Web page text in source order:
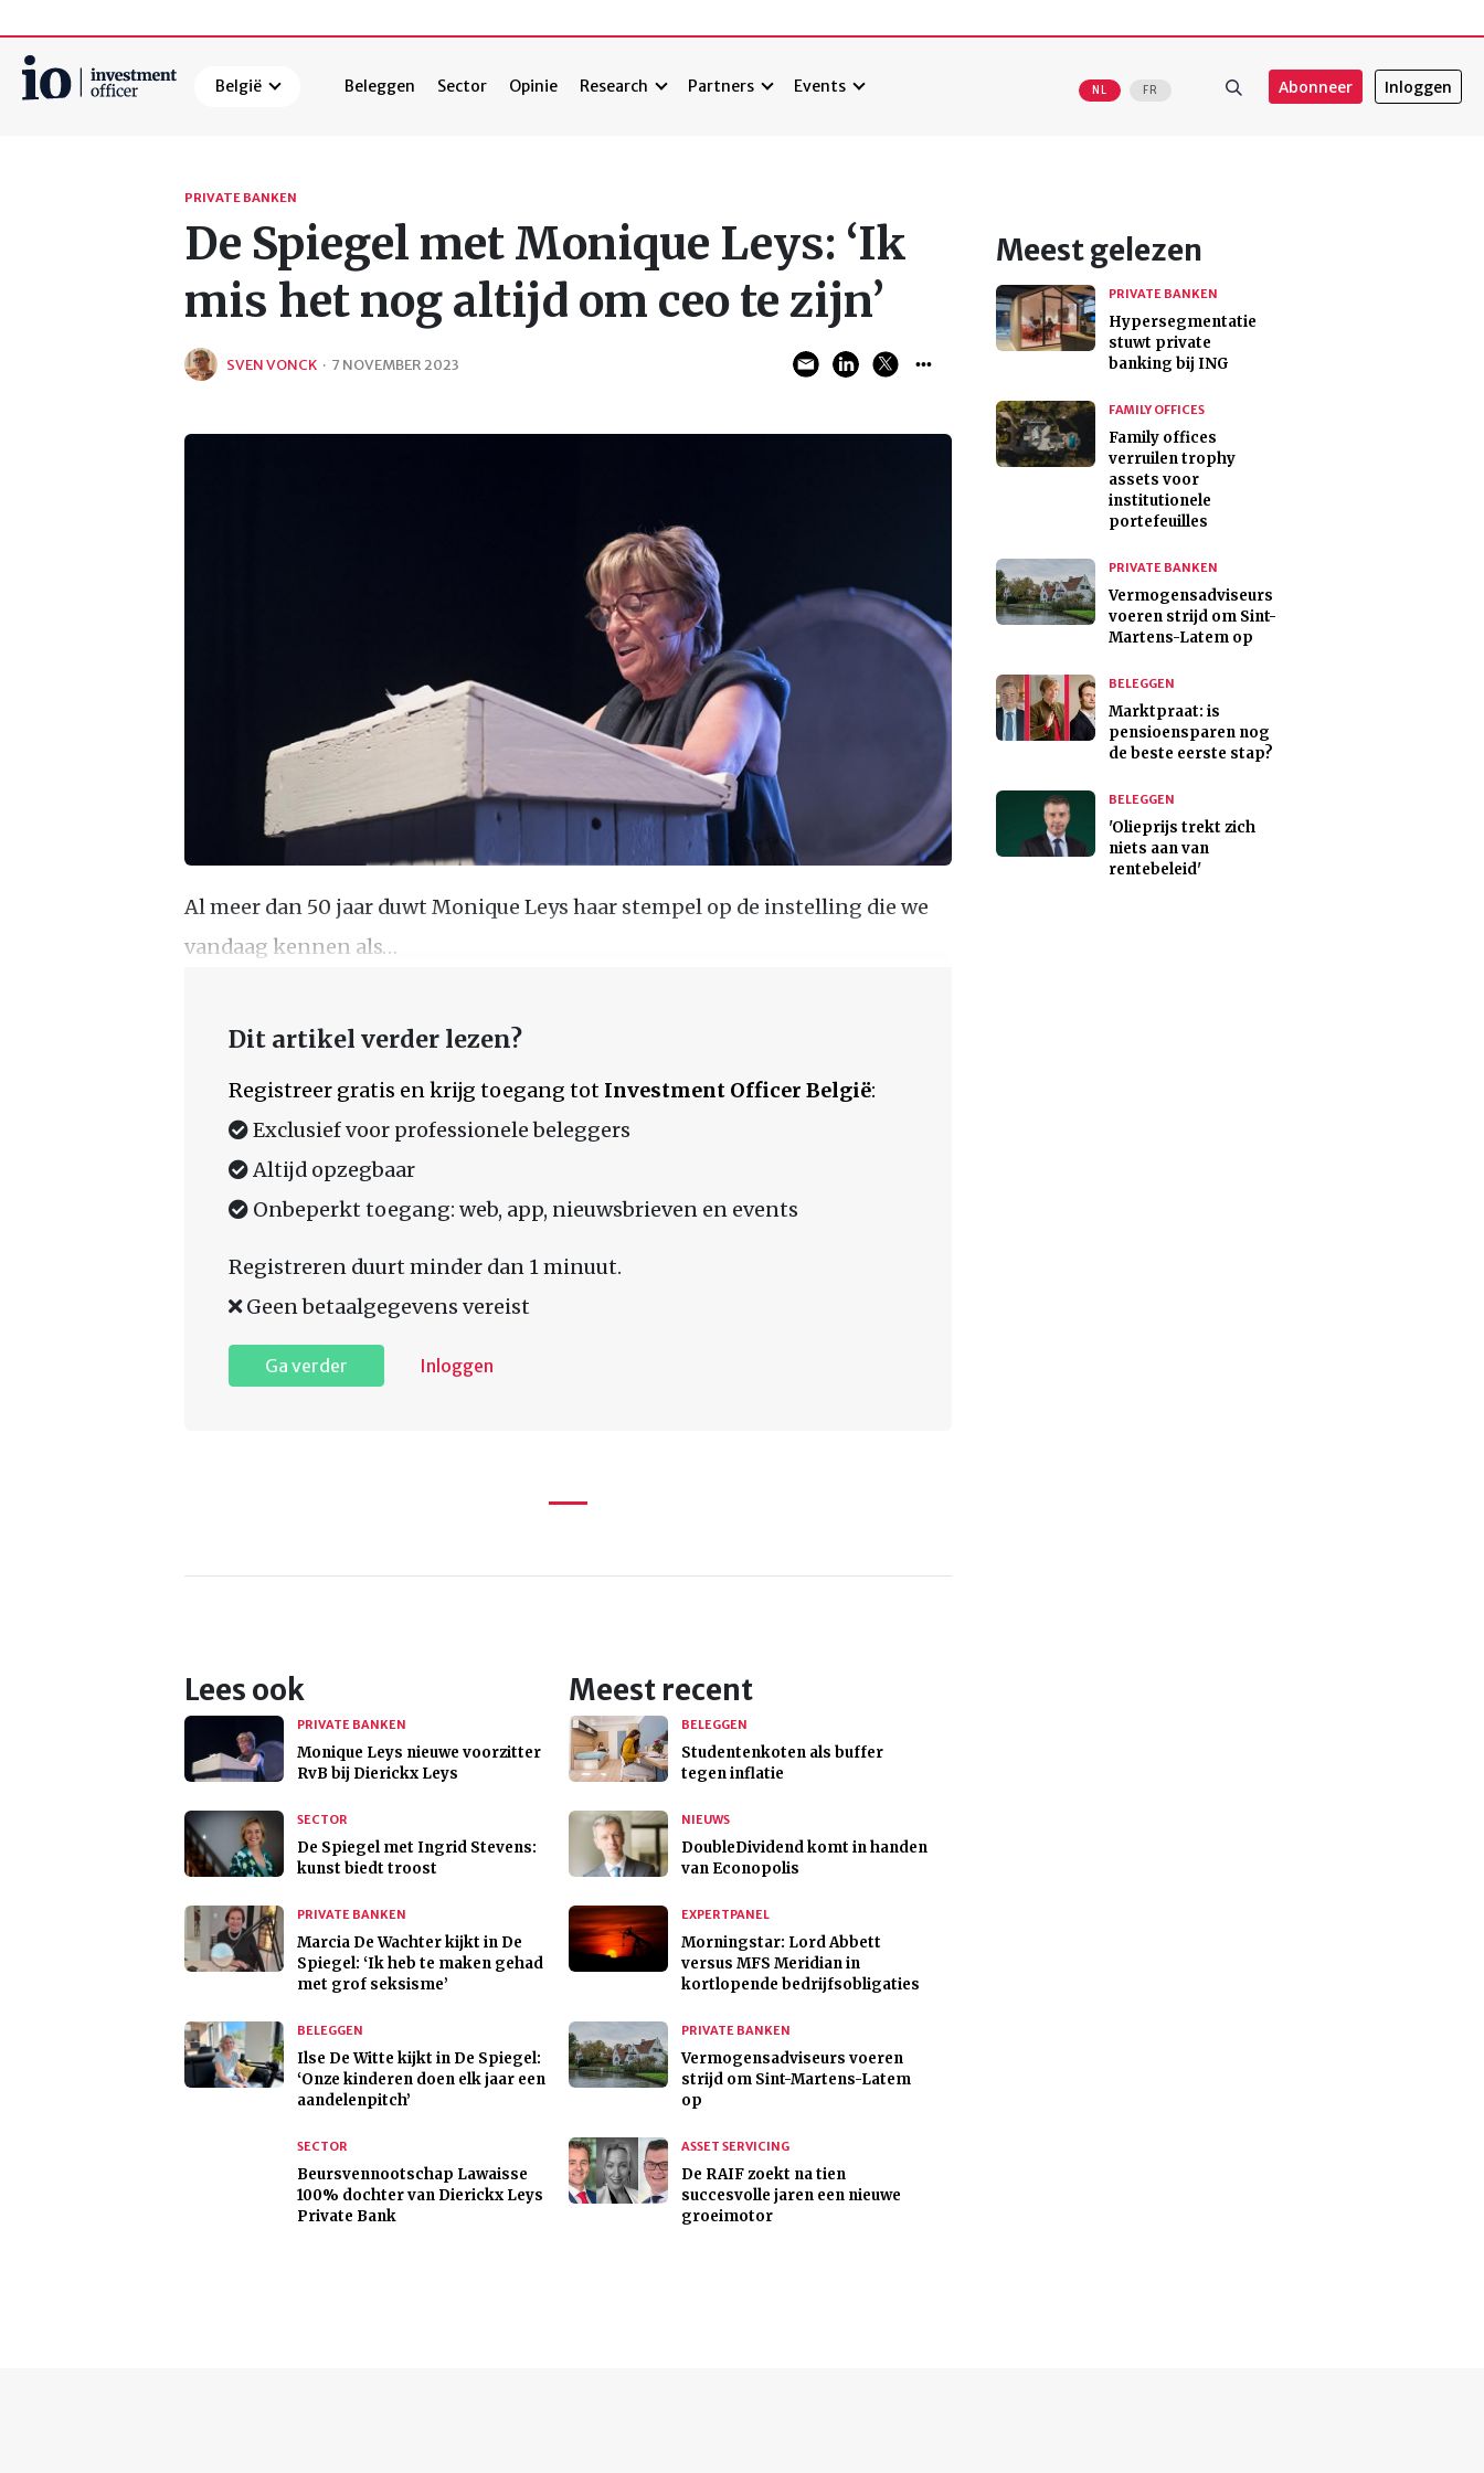
België Beleggen Sector Opinie Research Partners Events NL FR Abonneer Inloggen
PRIVATE BANKEN
De Spiegel met Monique Leys: ‘Ik
mis het nog altijd om ceo te zijn’
SVEN VONCK · 7 NOVEMBER 2023
Al meer dan 50 jaar duwt Monique Leys haar stempel op de instelling die we
vandaag kennen als…
Dit artikel verder lezen?
Registreer gratis en krijg toegang tot Investment Officer België:
Exclusief voor professionele beleggers
Altijd opzegbaar
Onbeperkt toegang: web, app, nieuwsbrieven en events
Registreren duurt minder dan 1 minuut.
Geen betaalgegevens vereist
Ga verder Inloggen
Lees ook
PRIVATE BANKEN
Monique Leys nieuwe voorzitter
RvB bij Dierickx Leys
SECTOR
De Spiegel met Ingrid Stevens:
kunst biedt troost
PRIVATE BANKEN
Marcia De Wachter kijkt in De
Spiegel: ‘Ik heb te maken gehad
met grof seksisme’
BELEGGEN
Ilse De Witte kijkt in De Spiegel:
‘Onze kinderen doen elk jaar een
aandelenpitch’
SECTOR
Beursvennootschap Lawaisse
100% dochter van Dierickx Leys
Private Bank
Meest recent
BELEGGEN
Studentenkoten als buffer
tegen inflatie
NIEUWS
DoubleDividend komt in handen
van Econopolis
EXPERTPANEL
Morningstar: Lord Abbett
versus MFS Meridian in
kortlopende bedrijfsobligaties
PRIVATE BANKEN
Vermogensadviseurs voeren
strijd om Sint-Martens-Latem
op
ASSET SERVICING
De RAIF zoekt na tien
succesvolle jaren een nieuwe
groeimotor
Meest gelezen
PRIVATE BANKEN
Hypersegmentatie
stuwt private
banking bij ING
FAMILY OFFICES
Family offices
verruilen trophy
assets voor
institutionele
portefeuilles
PRIVATE BANKEN
Vermogensadviseurs
voeren strijd om Sint-
Martens-Latem op
BELEGGEN
Marktpraat: is
pensioensparen nog
de beste eerste stap?
BELEGGEN
'Olieprijs trekt zich
niets aan van
rentebeleid'